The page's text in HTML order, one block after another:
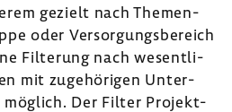
gezielt nach Themen­
oder Versor­gungs­be­reich
Filte­rung nach wesent­li­
mit zuge­hö­rigen Unter­
möglich. Der Filter Projekt­